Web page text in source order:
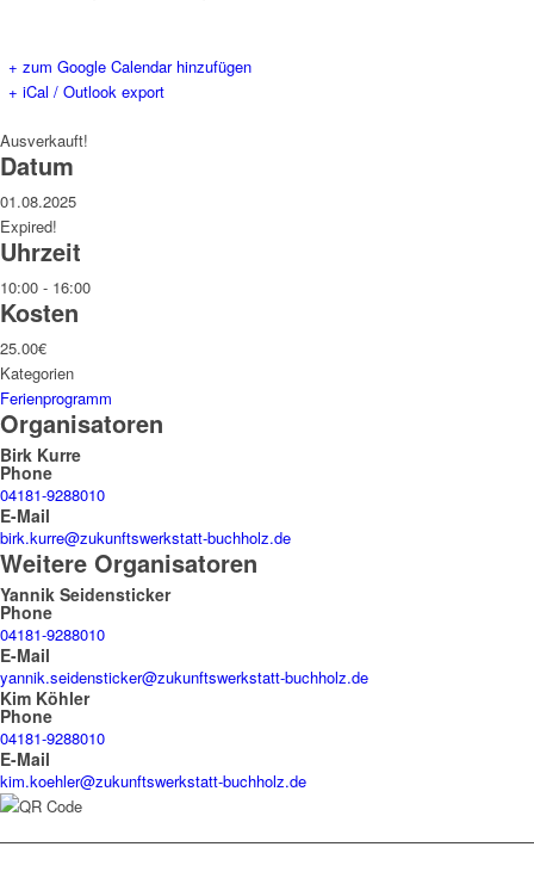
+ zum Google Calendar hinzufügen
+ iCal / Outlook export
Ausverkauft!
Datum
01.08.2025
Expired!
Uhrzeit
10:00 - 16:00
Kosten
25.00€
Kategorien
Ferienprogramm
Organisatoren
Birk Kurre
Phone
04181-9288010
E-Mail
birk.kurre@zukunftswerkstatt-buchholz.de
Weitere Organisatoren
Yannik Seidensticker
Phone
04181-9288010
E-Mail
yannik.seidensticker@zukunftswerkstatt-buchholz.de
Kim Köhler
Phone
04181-9288010
E-Mail
kim.koehler@zukunftswerkstatt-buchholz.de